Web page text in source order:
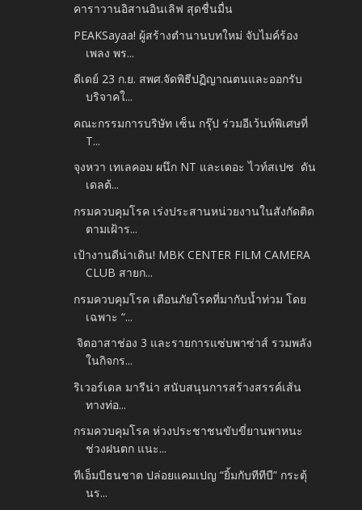
คาราวานอิสานอินเลิฟ สุดชื่นมื่น
PEAKSayaa! ผู้สร้างตำนานบทใหม่ จับไมค์ร้อง
เพลง พร...
ดีเดย์ 23 ก.ย. สพศ.จัดพิธีปฏิญาณตนและออกรับ
บริจาคใ...
คณะกรรมการบริษัท เซ็น กรุ๊ป ร่วมอีเว้นท์พิเศษที่
T...
จุงหวา เทเลคอม ผนึก NT และเดอะ ไวท์สเปซ ดัน
เดลต้...
กรมควบคุมโรค เร่งประสานหน่วยงานในสังกัดติด
ตามเฝ้าร...
เป้างานดีน่าเดิน! MBK CENTER FILM CAMERA
CLUB สายก...
กรมควบคุมโรค เตือนภัยโรคที่มากับน้ำท่วม โดย
เฉพาะ “...
จิตอาสาช่อง 3 และรายการแซ่บพาซ่าส์ รวมพลัง
ในกิจกร...
ริเวอร์เดล มารีน่า สนับสนุนการสร้างสรรค์เส้น
ทางท่อ...
กรมควบคุมโรค ห่วงประชาชนขับขี่ยานพาหนะ
ช่วงฝนตก แนะ...
ทีเอ็มบีธนชาต ปล่อยแคมเปญ “ยิ้มกับทีทีบี” กระตุ้
นร...